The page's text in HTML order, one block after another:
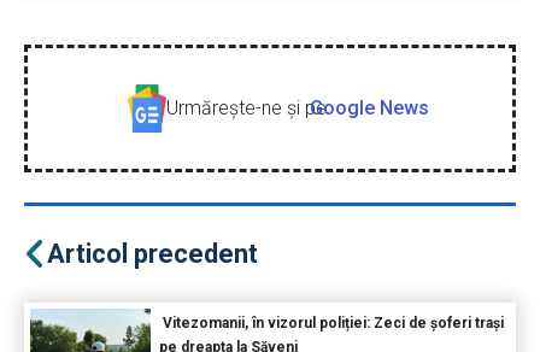
Urmăreşte-ne şi peGoogle News
Articol precedent
Vitezomanii, în vizorul poliției: Zeci de șoferi trași
pe dreapta la Săveni